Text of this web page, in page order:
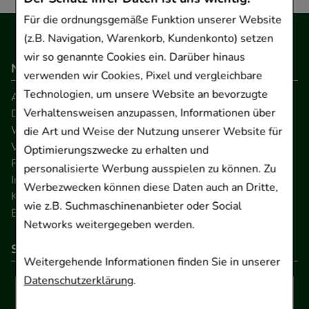
Für die ordnungsgemäße Funktion unserer Website
(z.B. Navigation, Warenkorb, Kundenkonto) setzen
wir so genannte Cookies ein. Darüber hinaus
verwenden wir Cookies, Pixel und vergleichbare
Technologien, um unsere Website an bevorzugte
Verhaltensweisen anzupassen, Informationen über
die Art und Weise der Nutzung unserer Website für
Optimierungszwecke zu erhalten und
personalisierte Werbung ausspielen zu können. Zu
Werbezwecken können diese Daten auch an Dritte,
wie z.B. Suchmaschinenanbieter oder Social
Networks weitergegeben werden.
Weitergehende Informationen finden Sie in unserer
Datenschutzerklärung.
Navigation
AGB
Datenschutz
Widerrufsrecht
Versandkosten
FAQ
Impressum
Kontakt
Barrierefreiheitserklärung
So können Sie bezahlen